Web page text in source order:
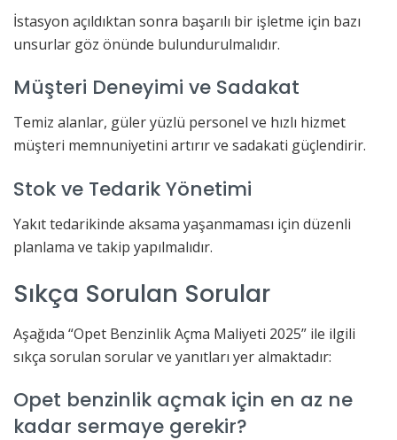
İstasyon açıldıktan sonra başarılı bir işletme için bazı
unsurlar göz önünde bulundurulmalıdır.
Müşteri Deneyimi ve Sadakat
Temiz alanlar, güler yüzlü personel ve hızlı hizmet
müşteri memnuniyetini artırır ve sadakati güçlendirir.
Stok ve Tedarik Yönetimi
Yakıt tedarikinde aksama yaşanmaması için düzenli
planlama ve takip yapılmalıdır.
Sıkça Sorulan Sorular
Aşağıda “Opet Benzinlik Açma Maliyeti 2025” ile ilgili
sıkça sorulan sorular ve yanıtları yer almaktadır:
Opet benzinlik açmak için en az ne
kadar sermaye gerekir?